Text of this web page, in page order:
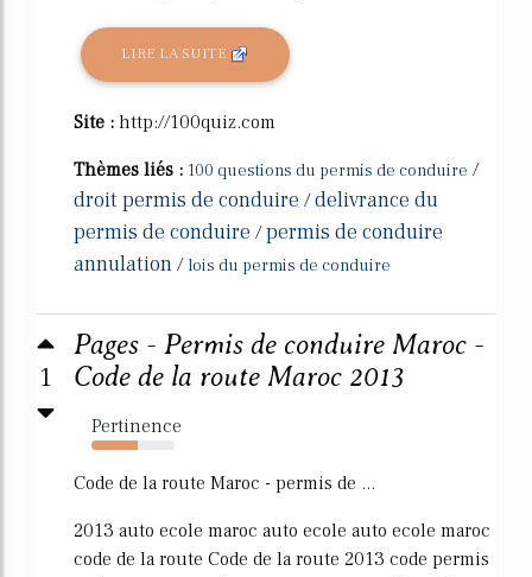
LIRE LA SUITE
Site : http://100quiz.com
Thèmes liés : 100 questions du permis de conduire /
droit permis de conduire /delivrance du
permis de conduire /permis de conduire
annulation / lois du permis de conduire
1
Pages - Permis de conduire Maroc -
Code de la route Maroc 2013
Pertinence
56%
Code de la route Maroc - permis de ...
2013 auto ecole maroc auto ecole auto ecole maroc
code de la route Code de la route 2013 code permis